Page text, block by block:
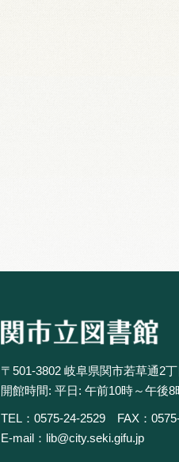
〒501-3802 岐阜県関市若草通2
開館時間: 平日: 午前10時～午後
TEL：0575-24-2529 FAX：
E-mail：lib@city.seki.gifu.jp